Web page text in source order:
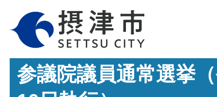
参議院議員通常選挙